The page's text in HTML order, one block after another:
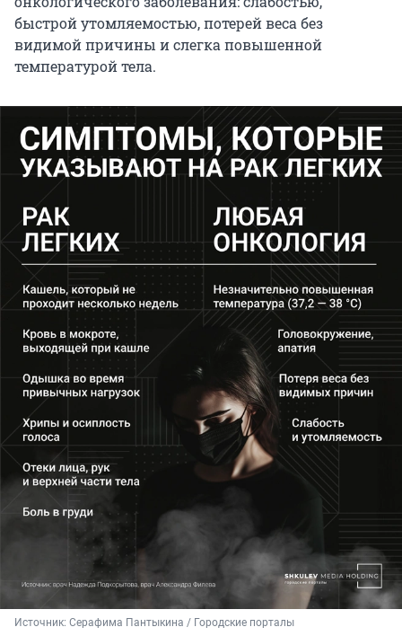
быстрой утомляемостью, потерей веса без
видимой причины и слегка повышенной
температурой тела.
Источник: Серафима Пантыкина / Городские порталы